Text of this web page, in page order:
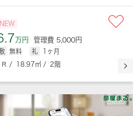
NEW
万円 管理費 5,000円
無料 礼
1ヶ月
Ｒ / 18.97㎡ / 2階